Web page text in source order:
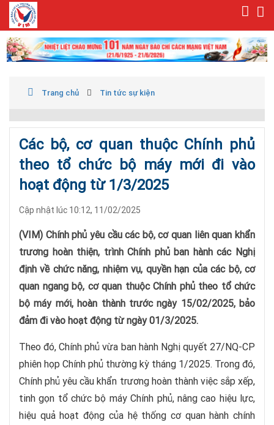
Trang chủ Tin tức sự kiện
Các bộ, cơ quan thuộc Chính phủ
theo tổ chức bộ máy mới đi vào
hoạt động từ 1/3/2025
Cập nhật lúc 10:12, 11/02/2025
(VIM) Chính phủ yêu cầu các bộ, cơ quan liên quan khẩn
trương hoàn thiện, trình Chính phủ ban hành các Nghị
định về chức năng, nhiệm vụ, quyền hạn của các bộ, cơ
quan ngang bộ, cơ quan thuộc Chính phủ theo tổ chức
bộ máy mới, hoàn thành trước ngày 15/02/2025, bảo
đảm đi vào hoạt động từ ngày 01/3/2025.
Theo đó, Chính phủ vừa ban hành Nghị quyết 27/NQ-CP
phiên họp Chính phủ thường kỳ tháng 1/2025. Trong đó,
Chính phủ yêu cầu khẩn trương hoàn thành việc sắp xếp,
tinh gọn tổ chức bộ máy Chính phủ, nâng cao hiệu lực,
hiệu quả hoạt động của hệ thống cơ quan hành chính